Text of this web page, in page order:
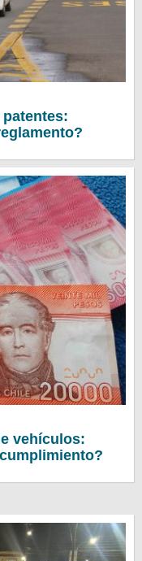
vehículos: